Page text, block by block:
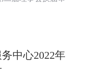
中心2022年